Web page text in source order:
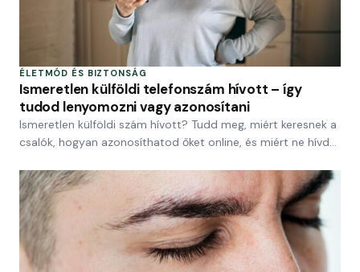
ÉLETMÓD ÉS BIZTONSÁG
Ismeretlen külföldi telefonszám hívott – így
tudod lenyomozni vagy azonosítani
Ismeretlen külföldi szám hívott? Tudd meg, miért keresnek a
csalók, hogyan azonosíthatod őket online, és miért ne hívd…